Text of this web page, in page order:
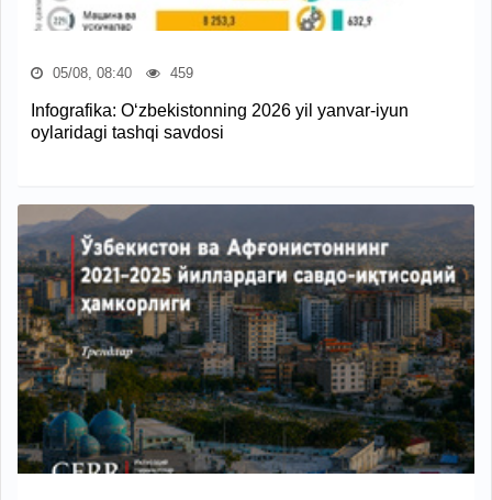
05/08, 08:40 459
Infografika: O‘zbekistonning 2026 yil yanvar-iyun
oylaridagi tashqi savdosi